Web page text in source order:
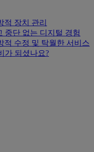
적 장치 관리
중단 없는 디지털 경험
적 수정 및 탁월한 서비스
가 되셨나요?